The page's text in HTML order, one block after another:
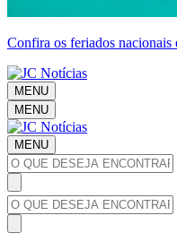
Confira os feriados
MENU
MENU
MENU